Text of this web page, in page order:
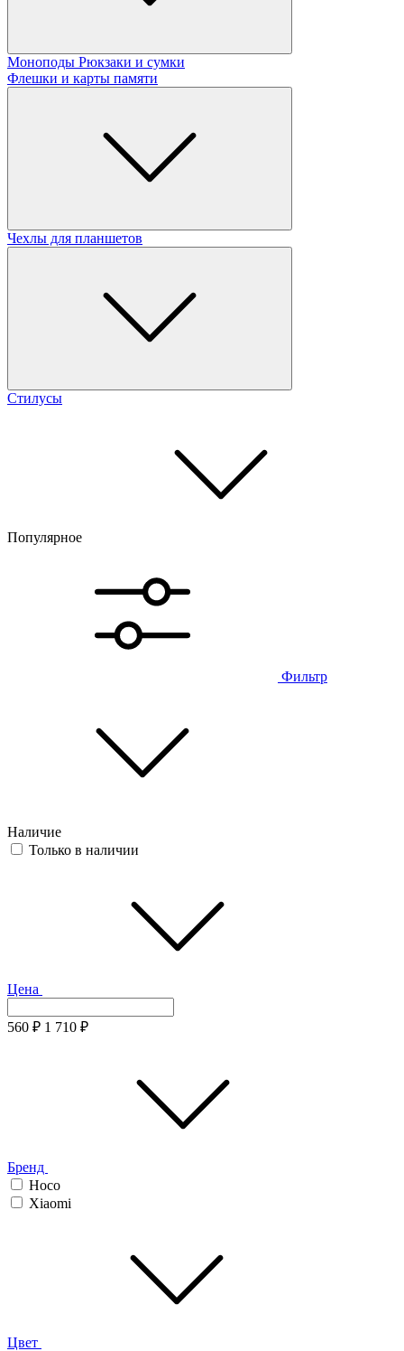
Моноподы Рюкзаки и сумки
Флешки и карты памяти
Чехлы для планшетов
Стилусы
Популярное
Фильтр
Наличие
Только в наличии
Цена
560 ₽ 1 710 ₽
Бренд
Hoco
Xiaomi
Цвет